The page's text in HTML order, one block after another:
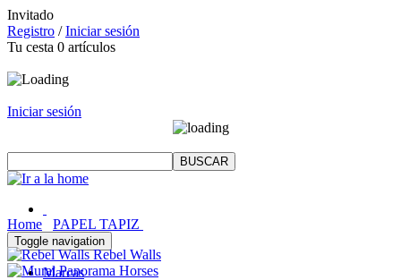
Invitado
Registro /Iniciar sesión
Tu cesta 0 artículos
Iniciar sesión
Toggle navigation
Marcas
Home
PAPEL TAPIZ
Rebel Walls